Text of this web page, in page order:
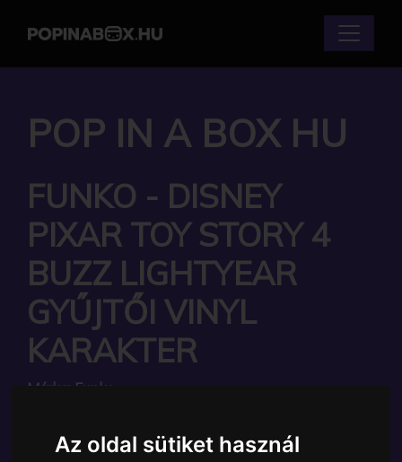
Az oldal sütiket használ
POP IN A BOX HU
FUNKO - DISNEY
PIXAR TOY STORY 4
BUZZ LIGHTYEAR
GYŰJTŐI VINYL
KARAKTER
Márka: Funko
Ára:6890 Ft